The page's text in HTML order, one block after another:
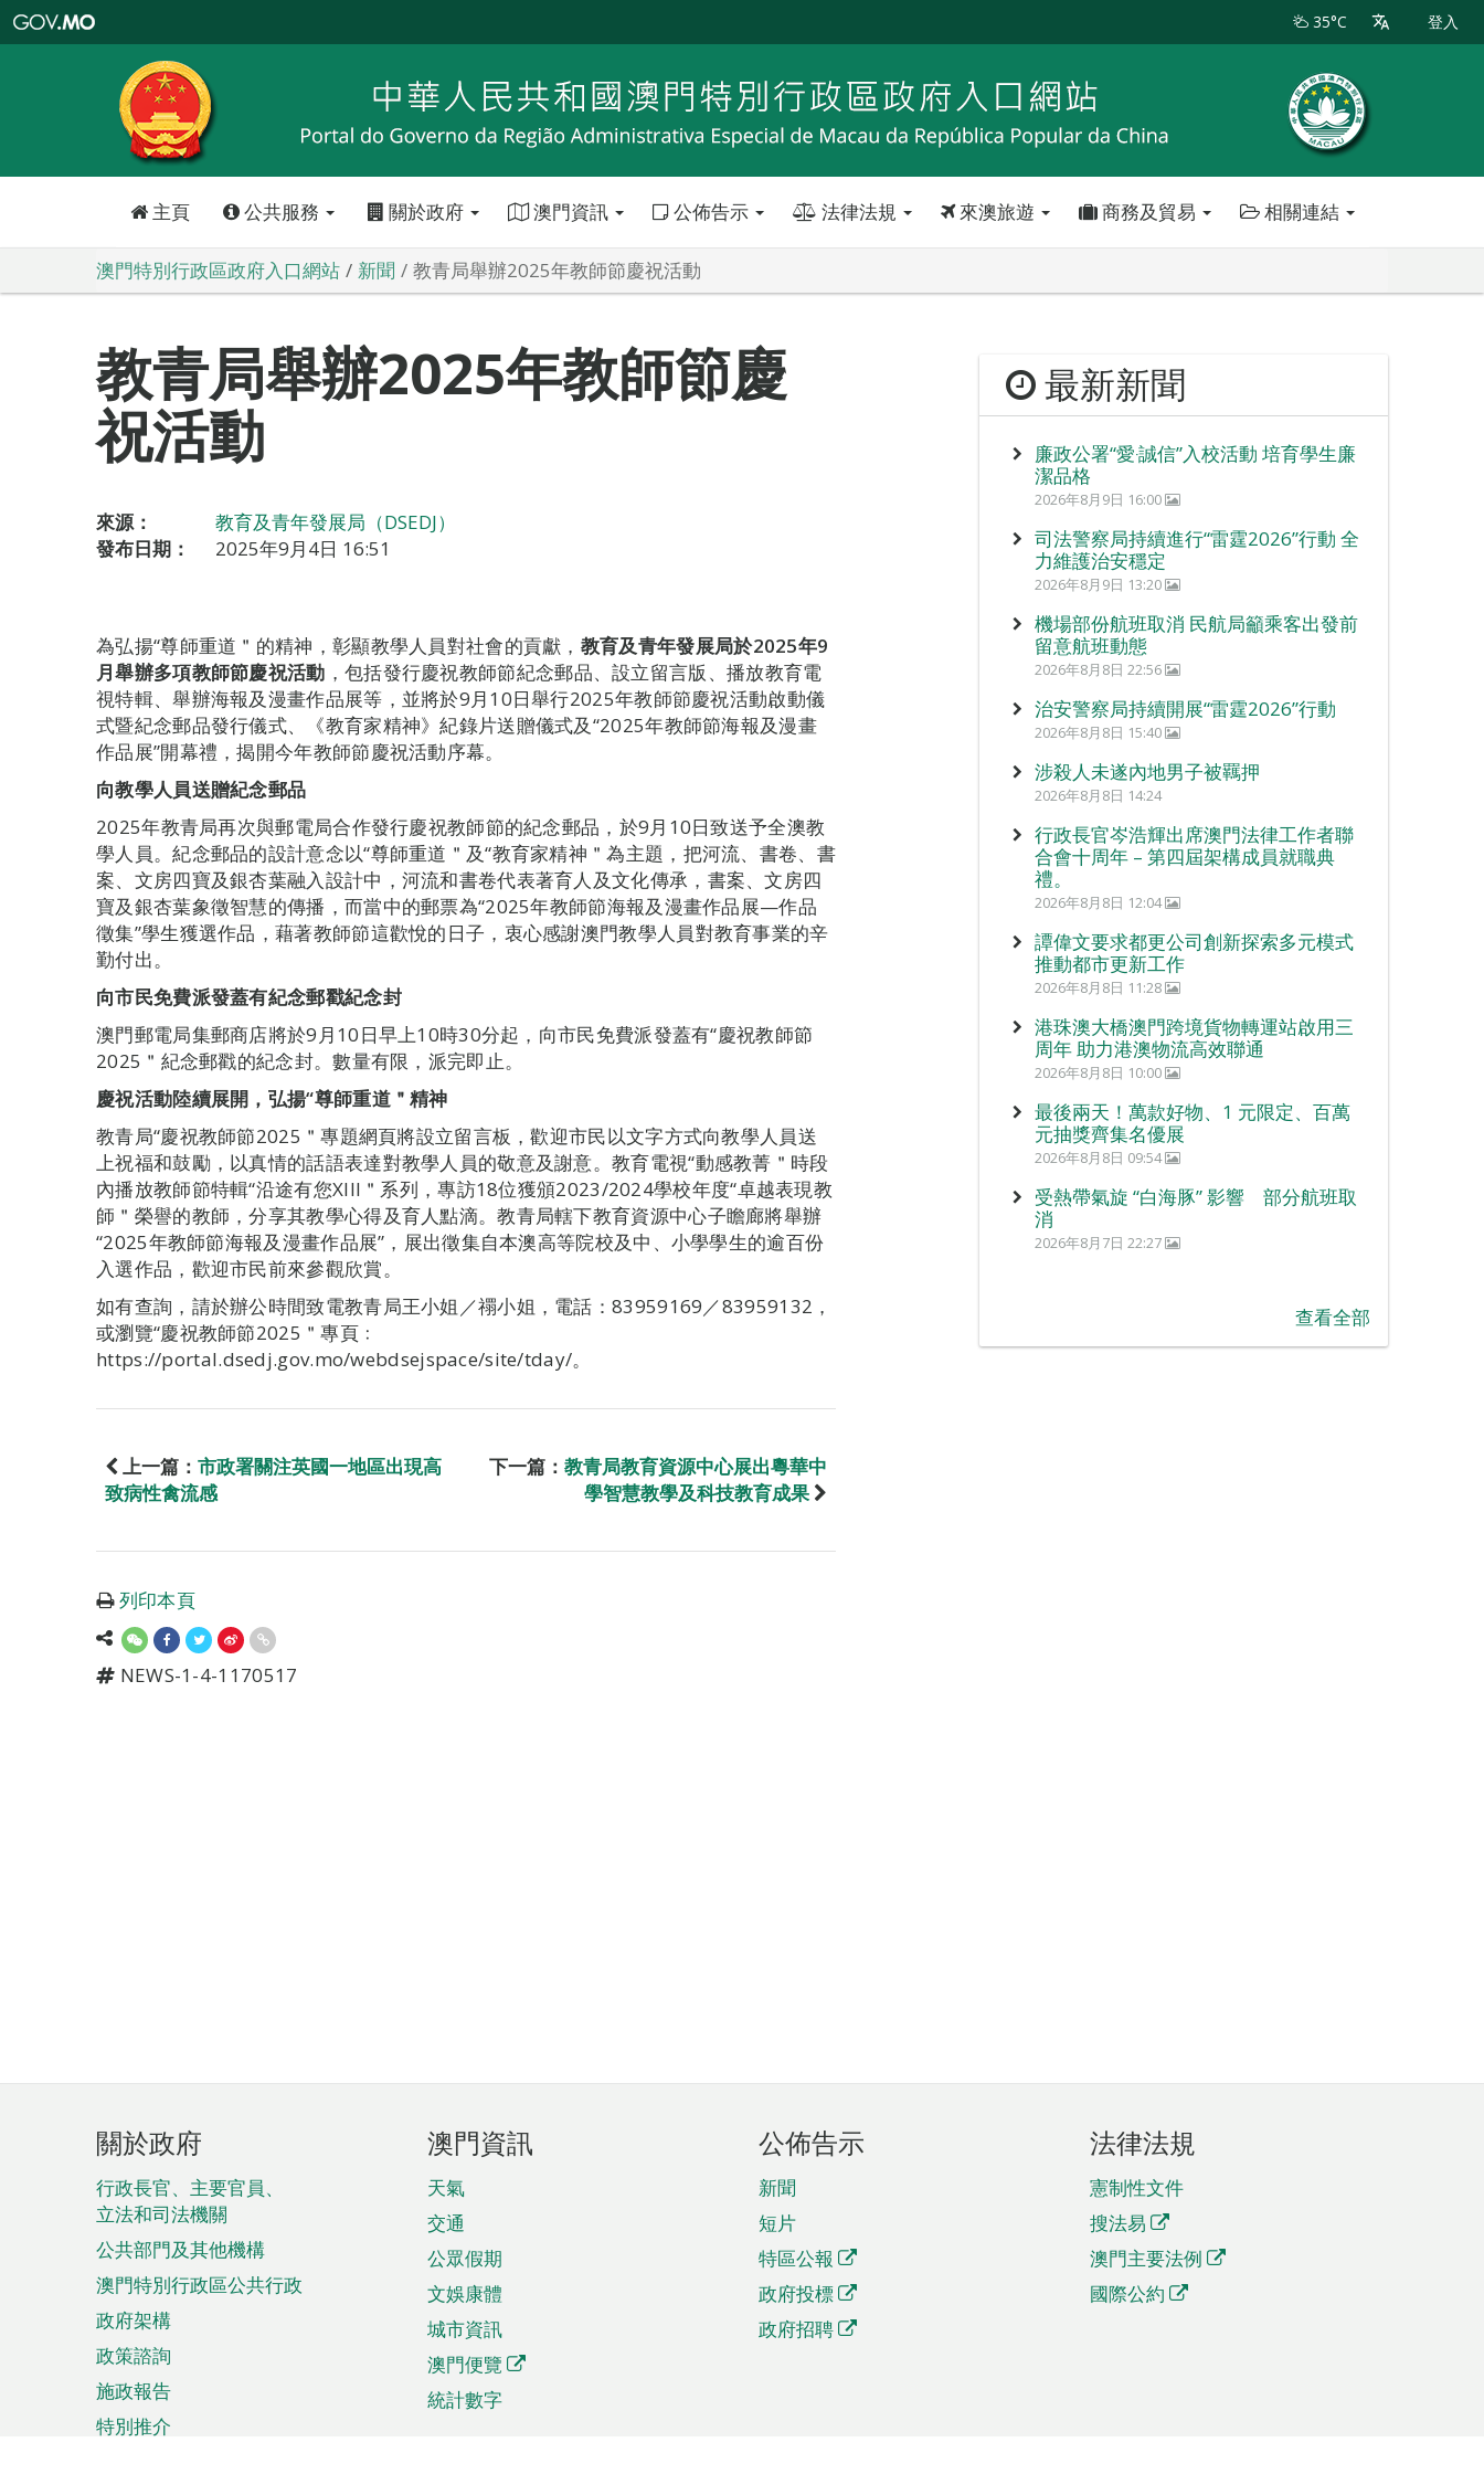
特
政
區
政
口
35°C 登入
主頁 公共服務 關於政府 澳門資訊 公佈告示 法律法規 來澳旅遊 商務及貿易 相關連結
澳門特別行政區政府入口網站 新聞 教青局舉辦2025年教師節慶祝活動
教青局舉辦2025年教師節慶
祝活動
來源：
教育及青年發展局（DSEDJ）
發布日期：
2025年9月4日 16:51
為弘揚“尊師重道＂的精神，彰顯教學人員對社會的貢獻， 教育及青年發展局於2025年9
月舉辦多項教師節慶祝活動 ，包括發行慶祝教師節紀念郵品、設立留言版、播放教育電
視特輯、舉辦海報及漫畫作品展等，並將於9月10日舉行2025年教師節慶祝活動啟動儀
式暨紀念郵品發行儀式、《教育家精神》紀錄片送贈儀式及“2025年教師節海報及漫畫
作品展”開幕禮，揭開今年教師節慶祝活動序幕。
向教學人員送贈紀念郵品
2025年教青局再次與郵電局合作發行慶祝教師節的紀念郵品，於9月10日致送予全澳教
學人員。紀念郵品的設計意念以“尊師重道＂及“教育家精神＂為主題，把河流、書卷、書
案、文房四寶及銀杏葉融入設計中，河流和書卷代表著育人及文化傳承，書案、文房四
寶及銀杏葉象徵智慧的傳播，而當中的郵票為“2025年教師節海報及漫畫作品展—作品
徵集”學生獲選作品，藉著教師節這歡悅的日子，衷心感謝澳門教學人員對教育事業的辛
勤付出。
向市民免費派發蓋有紀念郵戳紀念封
澳門郵電局集郵商店將於9月10日早上10時30分起，向市民免費派發蓋有“慶祝教師節
2025＂紀念郵戳的紀念封。數量有限，派完即止。
慶祝活動陸續展開，弘揚“尊師重道＂精神
教青局“慶祝教師節2025＂專題網頁將設立留言板，歡迎市民以文字方式向教學人員送
上祝福和鼓勵，以真情的話語表達對教學人員的敬意及謝意。教育電視“動感教菁＂時段
內播放教師節特輯“沿途有您XIII＂系列，專訪18位獲頒2023/2024學校年度“卓越表現教
師＂榮譽的教師，分享其教學心得及育人點滴。教青局轄下教育資源中心子瞻廊將舉辦
“2025年教師節海報及漫畫作品展”，展出徵集自本澳高等院校及中、小學學生的逾百份
入選作品，歡迎市民前來參觀欣賞。
如有查詢，請於辦公時間致電教青局王小姐／禤小姐，電話：83959169／83959132，
或瀏覽“慶祝教師節2025＂專頁﹕
https://portal.dsedj.gov.mo/webdsejspace/site/tday/。
上一篇： 市政署關注英國一地區出現高
致病性禽流感
下一篇： 教青局教育資源中心展出粵華中
學智慧教學及科技教育成果
列印本頁
NEWS-1-4-1170517
最新新聞
廉政公署“愛‧誠信”入校活動 培育學生廉
潔品格
2026年8月9日 16:00
司法警察局持續進行“雷霆2026”行動 全
力維護治安穩定
2026年8月9日 13:20
機場部份航班取消 民航局籲乘客出發前
留意航班動態
2026年8月8日 22:56
治安警察局持續開展“雷霆2026”行動
2026年8月8日 15:40
涉殺人未遂內地男子被羈押
2026年8月8日 14:24
行政長官岑浩輝出席澳門法律工作者聯
合會十周年 – 第四屆架構成員就職典
禮。
2026年8月8日 12:04
譚偉文要求都更公司創新探索多元模式
推動都市更新工作
2026年8月8日 11:28
港珠澳大橋澳門跨境貨物轉運站啟用三
周年 助力港澳物流高效聯通
2026年8月8日 10:00
最後兩天！萬款好物、1 元限定、百萬
元抽獎齊集名優展
2026年8月8日 09:54
受熱帶氣旋 “白海豚” 影響 部分航班取
消
2026年8月7日 22:27
查看全部
頁
腳
菜
單
關於政府
行政長官、主要官員、
立法和司法機關
公共部門及其他機構
澳門特別行政區公共行政
政府架構
政策諮詢
施政報告
特別推介
澳門資訊
天氣
交通
公眾假期
文娛康體
城市資訊
澳門便覽
統計數字
公佈告示
新聞
短片
特區公報
政府投標
政府招聘
法律法規
憲制性文件
搜法易
澳門主要法例
國際公約